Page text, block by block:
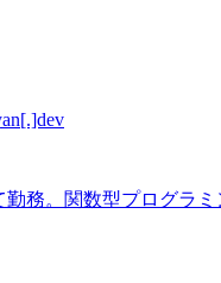
務。関数型プログラ